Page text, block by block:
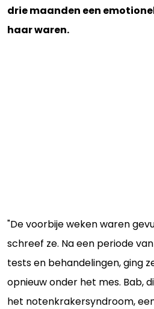
drie maanden een
haar waren.
"De voorbije weken waren
schreef ze. Na een periode
tests en behandelingen, ging
opnieuw onder het mes. Bab,
het notenkrakersyndroom,